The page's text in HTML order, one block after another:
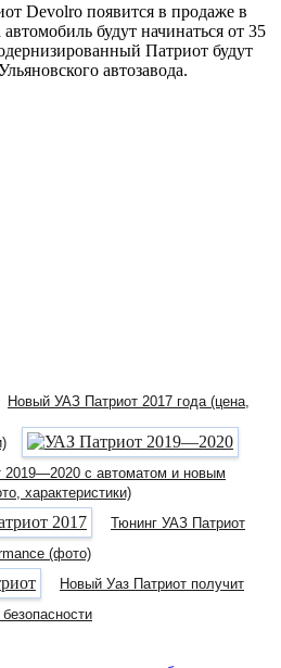
Devolro появится в продаже в
будут начинаться от 35
Патриот будут
автозавода.
Новый УАЗ Патриот 2017 года (цена,
2019—2020 с автоматом и новым
характеристики)
Тюнинг УАЗ Патриот
(фото)
Новый Уаз Патриот получит